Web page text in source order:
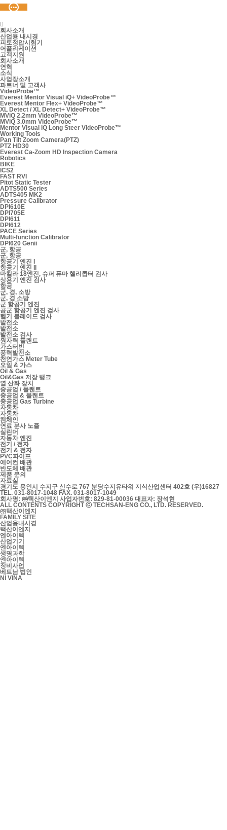

회사소개
산업용 내시경
피토정압시험기
어플리케이션
고객지원
회사소개
연혁
소식
사업장소개
파트너 및 고객사
VideoProbe™
Everest Mentor Visual iQ+ VideoProbe™
Everest Mentor Flex+ VideoProbe™
XL Detect / XL Detect+ VideoProbe™
MViQ 2.2mm VideoProbe™
MViQ 3.0mm VideoProbe™
Mentor Visual iQ Long Steer VideoProbe™
Working Tools
Pan Tilt Zoom Camera(PTZ)
PTZ HD30
Everest Ca-Zoom HD Inspection Camera
Robotics
BIKE
ICS2
FAST RVI
Pitot Static Tester
ADTS500 Series
ADTS405 MK2
Pressure Calibrator
DPI610E
DPI705E
DPI611
DPI612
PACE Series
Multi-function Calibrator
DPI620 Genii
군, 항공
군, 항공
항공기 엔진 I
항공기 엔진 II
마킬라 18엔진, 슈퍼 퓨마 헬리콥터 검사
상용기 엔진 검사
항공
군, 경, 소방
군, 경 소방
군 항공기 엔진
공군 항공기 엔진 검사
헬기 블레이드 검사
발전소
발전소
발전소 검사
원자력 플랜트
가스터빈
풍력발전소
천연가스 Meter Tube
오일 & 가스
Oil & Gas
Oil&Gas 저장 탱크
열 산화 장치
중공업 / 플랜트
중공업 & 플랜트
중공업 Gas Turbine
자동차
자동차
캠체인
연료 분사 노즐
실린더
자동차 엔진
전기 / 전자
전기 & 전자
PVC파이프
에어컨 배관
반도체 배관
제품 문의
자료실
경기도 용인시 수지구 신수로 767 분당수지유타워 지식산업센터 402호 (우)16827
TEL. 031-8017-1048 FAX. 031-8017-1049
회사명: ㈜택산이엔지 사업자번호: 829-81-00036 대표자: 장석현
ALL CONTENTS COPYRIGHT ⓒ TECHSAN-ENG CO., LTD. RESERVED.
㈜택산이엔지
FAMILY SITE
산업용내시경
택산이엔지
엔아이텍
산업기기
엔아이텍
생명과학
엔아이텍
장비사업
베트남 법인
NI VINA